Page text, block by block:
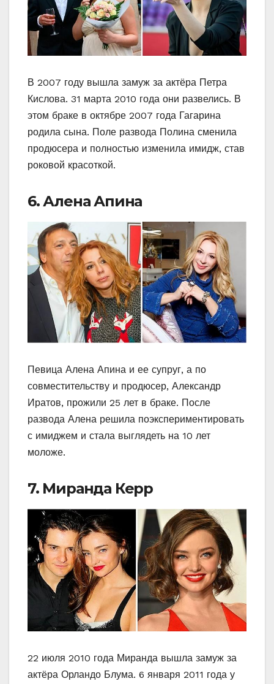
В 2007 году вышла замуж за актёра Петра
Кислова. 31 марта 2010 года они развелись. В
этом браке в октябре 2007 года Гагарина
родила сына. Поле развода Полина сменила
продюсера и полностью изменила имидж, став
роковой красоткой.
6. Алена Апина
Певица Алена Апина и ее супруг, а по
совместительству и продюсер, Александр
Иратов, прожили 25 лет в браке. После
развода Алена решила поэкспериментировать
с имиджем и стала выглядеть на 10 лет
моложе.
7. Миранда Керр
22 июля 2010 года Миранда вышла замуж за
актёра Орландо Блума. 6 января 2011 года у